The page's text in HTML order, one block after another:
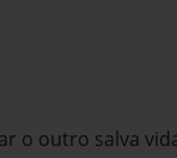
o outro salva